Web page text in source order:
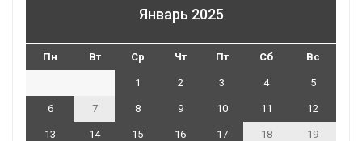
Январь 2025
Пн Вт Ср Чт Пт Сб Вс
1 2 3 4 5
6 7 8 9 10 11 12
13 14 15 16 17 18 19